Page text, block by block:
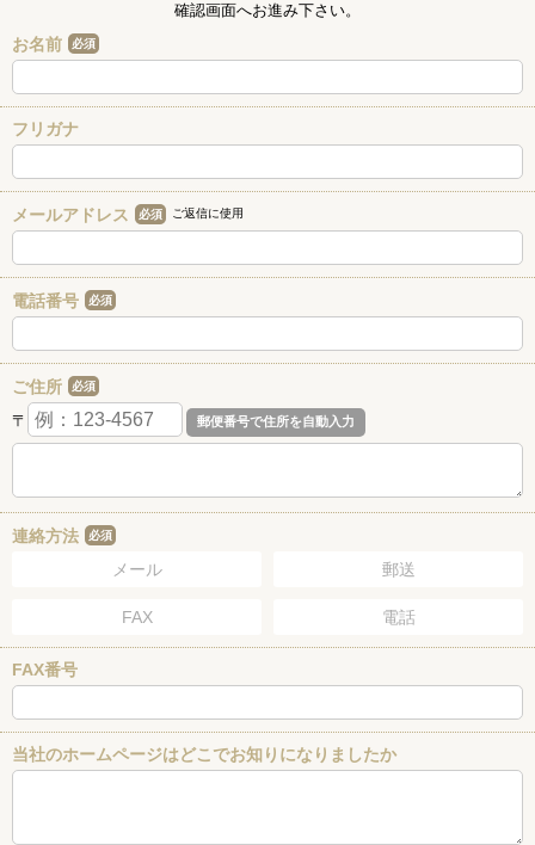
確認画面へお進み下さい。
お名前 必須
フリガナ
メールアドレス 必須 ご返信に使用
電話番号 必須
ご住所 必須
〒
連絡方法 必須
メール 郵送
FAX 電話
FAX番号
当社のホームページはどこでお知りになりましたか